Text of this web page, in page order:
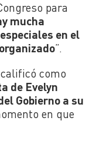
para
mucha
en el
”.
como
de Evelyn
Gobierno a su
en que